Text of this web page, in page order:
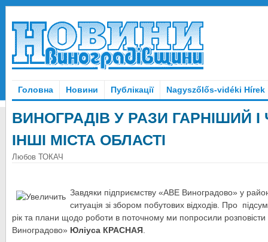
Головна Новини Публікації Nagyszőlős-vidéki Hírek
ВИНОГРАДІВ У РАЗИ ГАРНІШИЙ
ІНШІ МІСТА ОБЛАСТІ
Любов ТОКАЧ
Завдяки підприємству «АВЕ Виноградово» у
ситуація зі збором побутових відходів. Про
рік та плани щодо роботи в поточному ми попросили
Виноградово» Юліуса КРАСНАЯ